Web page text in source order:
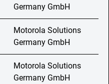
Germany GmbH
Motorola Solutions
Germany GmbH
Motorola Solutions
Germany GmbH